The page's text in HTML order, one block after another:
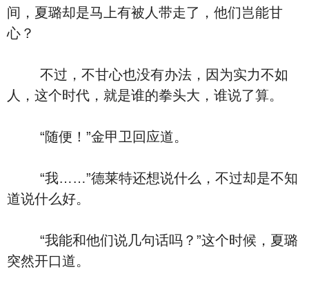
间，夏璐却是马上有被人带走了，他们岂能甘
心？
不过，不甘心也没有办法，因为实力不如
人，这个时代，就是谁的拳头大，谁说了算。
“随便！”金甲卫回应道。
“我……”德莱特还想说什么，不过却是不知
道说什么好。
“我能和他们说几句话吗？”这个时候，夏璐
突然开口道。